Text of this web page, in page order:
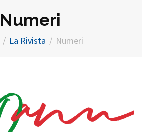
Numeri
La Rivista Numeri